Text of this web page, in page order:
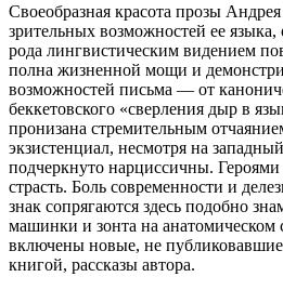
Своеобразная красота прозы
зрительных возможностей ее языка,
рода лингвистическим видением
полна жизненной мощи и
возможностей письма — от
беккетовского «сверления дыр в
пронизана стремительным
экзистенциал, несмотря на
подчеркнуто нарциссичны.
страсть. Боль современности и
знак сопрягаются здесь подобно
машинки и зонта на анатомическом
включены новые, не
книгой, рассказы автора.